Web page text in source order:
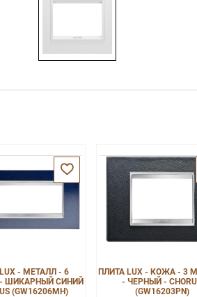
- МЕТАЛЛ - 6
ШИКАРНЫЙ СИНИЙ
(GW16206MH)
ПЛИТА LUX - КОЖА - 3
- ЧЕРНЫЙ -
(GW16203PN)